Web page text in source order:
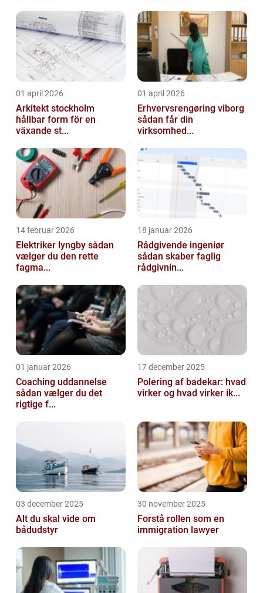
01 april 2026
Arkitekt stockholm
hållbar form för en
växande st...
01 april 2026
Erhvervsrengøring viborg
sådan får din
virksomhed...
14 februar 2026
Elektriker lyngby sådan
vælger du den rette
fagma...
18 januar 2026
Rådgivende ingeniør
sådan skaber faglig
rådgivnin...
01 januar 2026
Coaching uddannelse
sådan vælger du det
rigtige f...
17 december 2025
Polering af badekar: hvad
virker og hvad virker ik...
03 december 2025
Alt du skal vide om
bådudstyr
30 november 2025
Forstå rollen som en
immigration lawyer